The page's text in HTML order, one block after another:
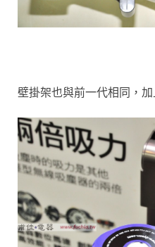
壁掛架也與前一代相同，